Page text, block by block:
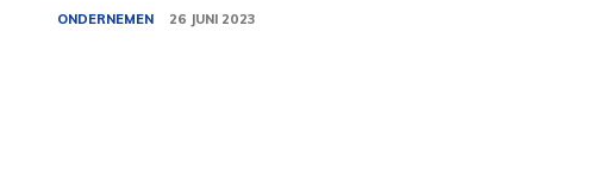
ONDERNEMEN 26 JUNI 2023